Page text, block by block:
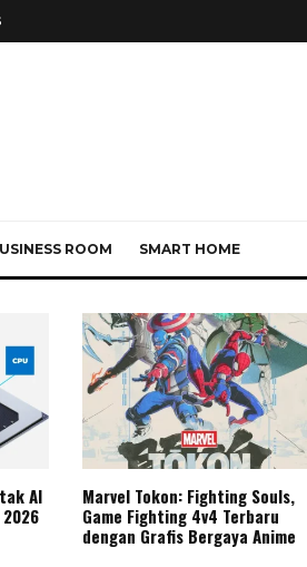
ROOM SMART HOME
AI
Marvel Tokon: Fighting Souls,
Game Fighting 4v4 Terbaru
dengan Grafis Bergaya Anime